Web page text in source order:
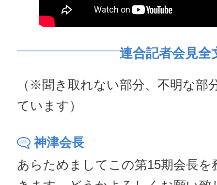
連合記者会見全
（※聞き取れない部分、不明な部
ています）
神津会長
あらためましてこの第15期会長